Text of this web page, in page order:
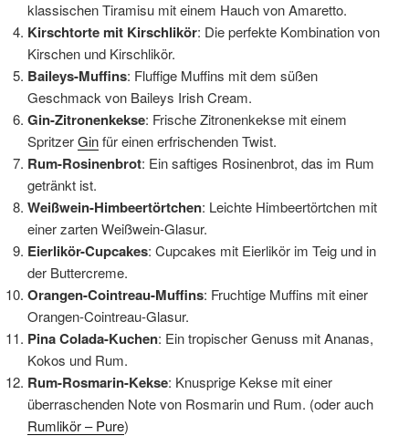
klassischen Tiramisu mit einem Hauch von Amaretto.
Kirschtorte mit Kirschlikör: Die perfekte Kombination von
Kirschen und Kirschlikör.
Baileys-Muffins: Fluffige Muffins mit dem süßen
Geschmack von Baileys Irish Cream.
Gin-Zitronenkekse: Frische Zitronenkekse mit einem
SpritzerGinfür einen erfrischenden Twist.
Rum-Rosinenbrot: Ein saftiges Rosinenbrot, das im Rum
getränkt ist.
Weißwein-Himbeertörtchen: Leichte Himbeertörtchen mit
einer zarten Weißwein-Glasur.
Eierlikör-Cupcakes: Cupcakes mit Eierlikör im Teig und in
der Buttercreme.
Orangen-Cointreau-Muffins: Fruchtige Muffins mit einer
Orangen-Cointreau-Glasur.
Pina Colada-Kuchen: Ein tropischer Genuss mit Ananas,
Kokos und Rum.
Rum-Rosmarin-Kekse: Knusprige Kekse mit einer
überraschenden Note von Rosmarin und Rum. (oder auch
Rumlikör – Pure)